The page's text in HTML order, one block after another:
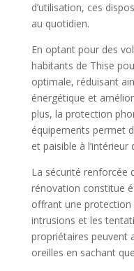
d’utilisation, ces
au quotidien.
En optant pour des
habitants de Thise
optimale, réduisant
énergétique et
plus, la protection
équipements permet
et paisible à l’intérieur
La sécurité renforcée
rénovation constitue
offrant une protection
intrusions et les
propriétaires peuvent
oreilles en sachant